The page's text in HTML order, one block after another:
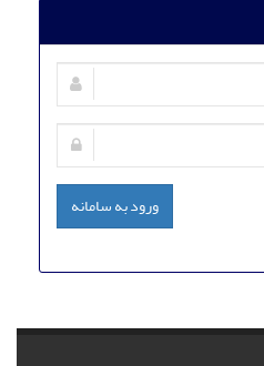
ورود به سامانه